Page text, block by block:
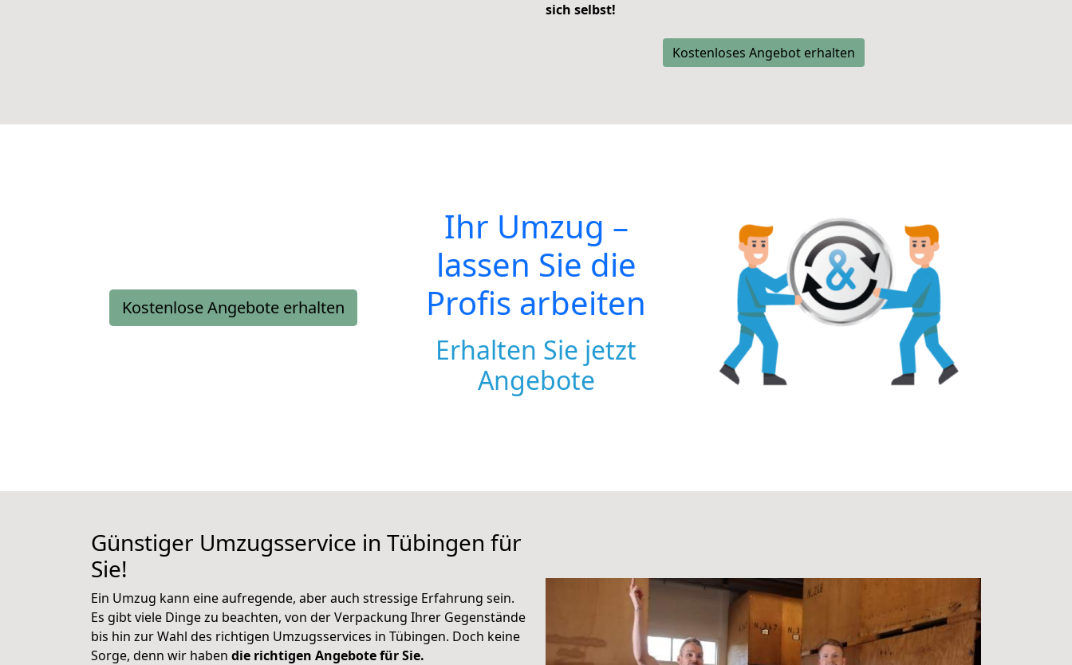
sich selbst!
Kostenloses Angebot erhalten
Kostenlose Angebote erhalten
Ihr Umzug –
lassen Sie die
Profis arbeiten
Erhalten Sie jetzt
Angebote
Günstiger Umzugsservice in Tübingen für
Sie!
Ein Umzug kann eine aufregende, aber auch stressige Erfahrung sein.
Es gibt viele Dinge zu beachten, von der Verpackung Ihrer Gegenstände
bis hin zur Wahl des richtigen Umzugsservices in Tübingen. Doch keine
Sorge, denn wir haben die richtigen Angebote für Sie.